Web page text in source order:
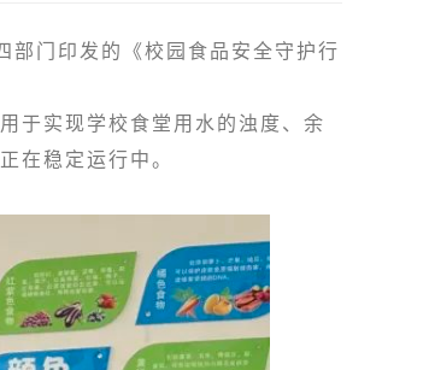
门印发的《校园食品安全守护行
于实现学校食堂用水的浊度、余
在稳定运行中。